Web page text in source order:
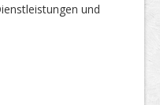
und